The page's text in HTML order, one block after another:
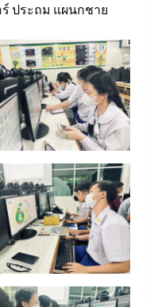
ประถม แผนกชาย